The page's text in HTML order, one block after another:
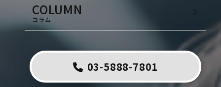
COLUMN
コラム
03-5888-7801